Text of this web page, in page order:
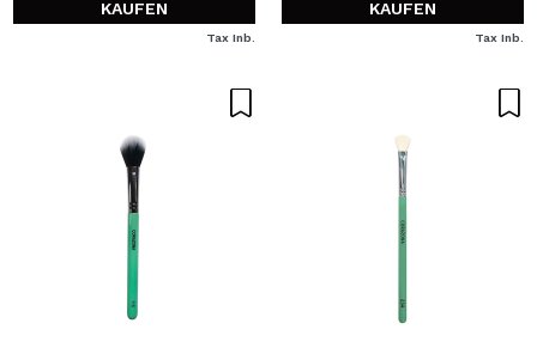
KAUFEN
Tax Inb.
KAUFEN
Tax Inb.